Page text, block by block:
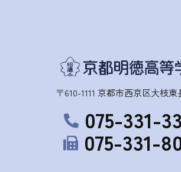
〒610-1111 京都市西京区大枝東
075-331-
075-331-